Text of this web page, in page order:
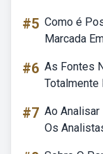
#5 Como é
Marcada
#6 As Fontes
Totalmente
#7 Ao
Os